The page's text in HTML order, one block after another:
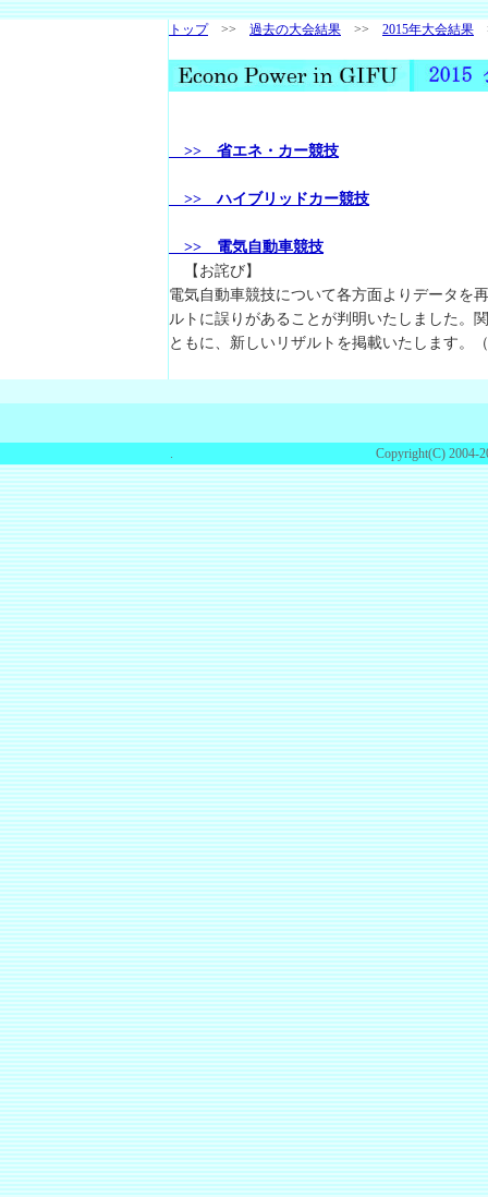
トップ>> 過去の大会結果 >> 2015年大会結果
>> 省エネ・カー競技
>> ハイブリッドカー競技
>> 電気自動車競技
【お詫び】
電気自動車競技について各方面よりデータを
ルトに誤りがあることが判明いたしました。
ともに、新しいリザルトを掲載いたします。
. Copyright(C) 2004-